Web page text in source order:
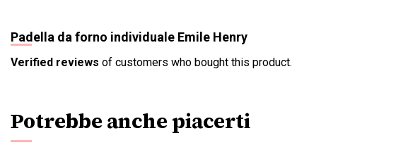
Padella da forno individuale Emile Henry
Verified reviews of customers who bought this product.
Potrebbe anche piacerti